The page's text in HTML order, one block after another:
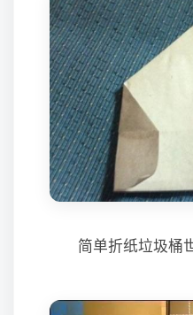
简单折纸垃圾桶